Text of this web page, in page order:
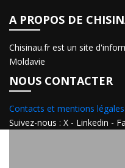
A PROPOS DE
Chisinau.fr est un site
Moldavie
NOUS CONTACTER
Contacts et mentions légales
Suivez-nous : X - Linkedin -